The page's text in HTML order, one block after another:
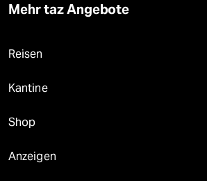
Mehr taz Angebote
Reisen
Kantine
Shop
Anzeigen